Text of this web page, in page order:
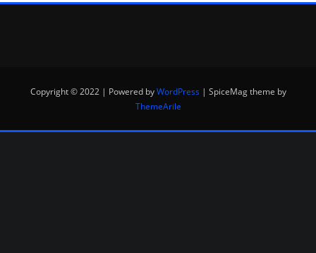
Copyright © 2022 | Powered byWordPress | SpiceMag theme by
ThemeArile